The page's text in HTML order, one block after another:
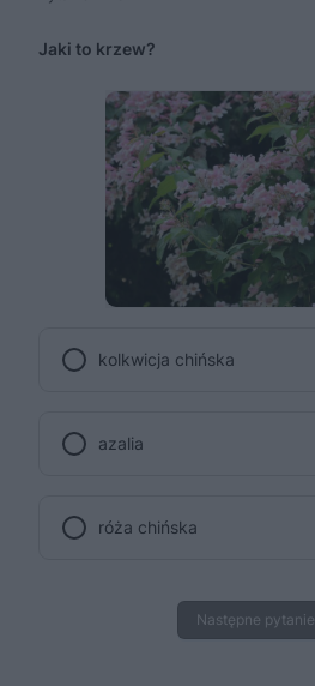
Jaki to krzew?
kolkwicja chińska
azalia
róża chińska
Następne pytanie